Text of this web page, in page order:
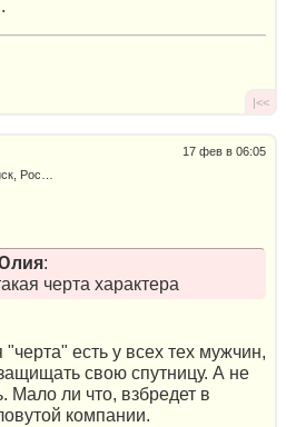
|<<
17 фев в 06:05
:
черта характера
есть у всех тех мужчин,
свою спутницу. А не
Мало ли что, взбредет в
компании.